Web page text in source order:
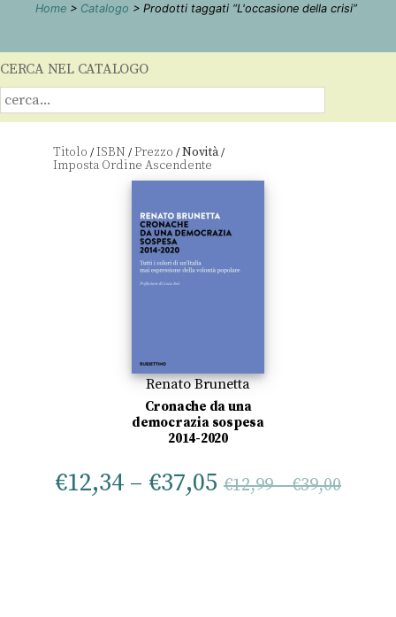
Home > Catalogo > Prodotti taggati “L'occasione della crisi”
CERCA NEL CATALOGO
Titolo /ISBN /Prezzo /Novità/
Renato Brunetta
Cronache da una
democrazia sospesa
2014-2020
€12,34 – €37,05 €12,99–€39,00